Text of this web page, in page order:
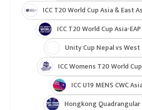
ICC T20 World Cup Asia & East
ICC T20 World Cup Asia-
Unity Cup Nepal vs
ICC Womens T20 World
ICC U19 MENS CWC
Hongkong